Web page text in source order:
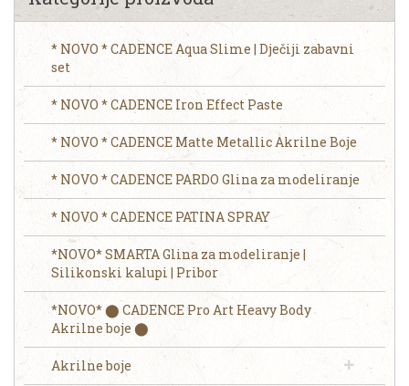
* NOVO * CADENCE Aqua Slime | Dječiji zabavni
set
* NOVO * CADENCE Iron Effect Paste
* NOVO * CADENCE Matte Metallic Akrilne Boje
* NOVO * CADENCE PARDO Glina za modeliranje
* NOVO * CADENCE PATINA SPRAY
*NOVO* SMARTA Glina za modeliranje |
Silikonski kalupi | Pribor
*NOVO* ⬤ CADENCE Pro Art Heavy Body
Akrilne boje ⬤
Akrilne boje